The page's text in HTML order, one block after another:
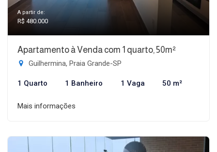
A partir de:
R$ 480.000
Apartamento à Venda com 1 quarto, 50m²
Guilhermina, Praia Grande-SP
1 Quarto 1 Banheiro 1 Vaga 50 m²
Mais informações